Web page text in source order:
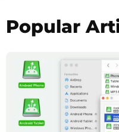
Popular